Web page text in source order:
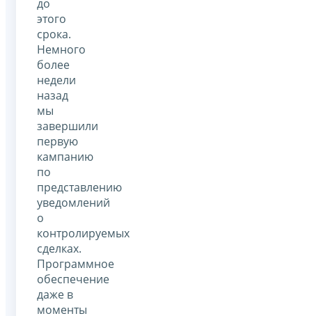
до
этого
срока.
Немного
более
недели
назад
мы
завершили
первую
кампанию
по
представлению
уведомлений
о
контролируемых
сделках.
Программное
обеспечение
даже в
моменты